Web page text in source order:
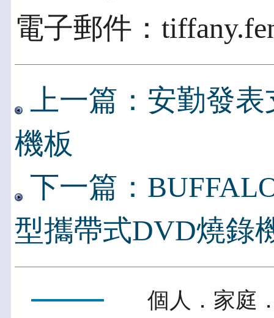
電子郵件：
上一篇：安勤發
機板
下一篇：
型攜帶式DVD燒錄
個人．家庭